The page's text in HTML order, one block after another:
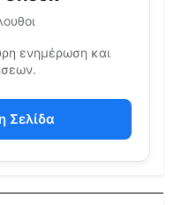
ενημέρωση και
Σελίδα